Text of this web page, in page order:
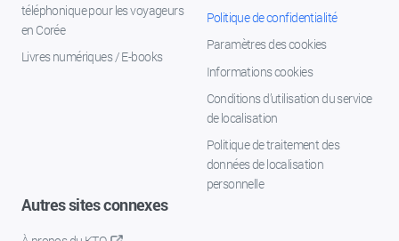
téléphonique pour les voyageurs
en Corée
Livres numériques / E-books
Politique de confidentialité
Paramètres des cookies
Informations cookies
Conditions d’utilisation du service
de localisation
Politique de traitement des
données de localisation
personnelle
Autres sites connexes